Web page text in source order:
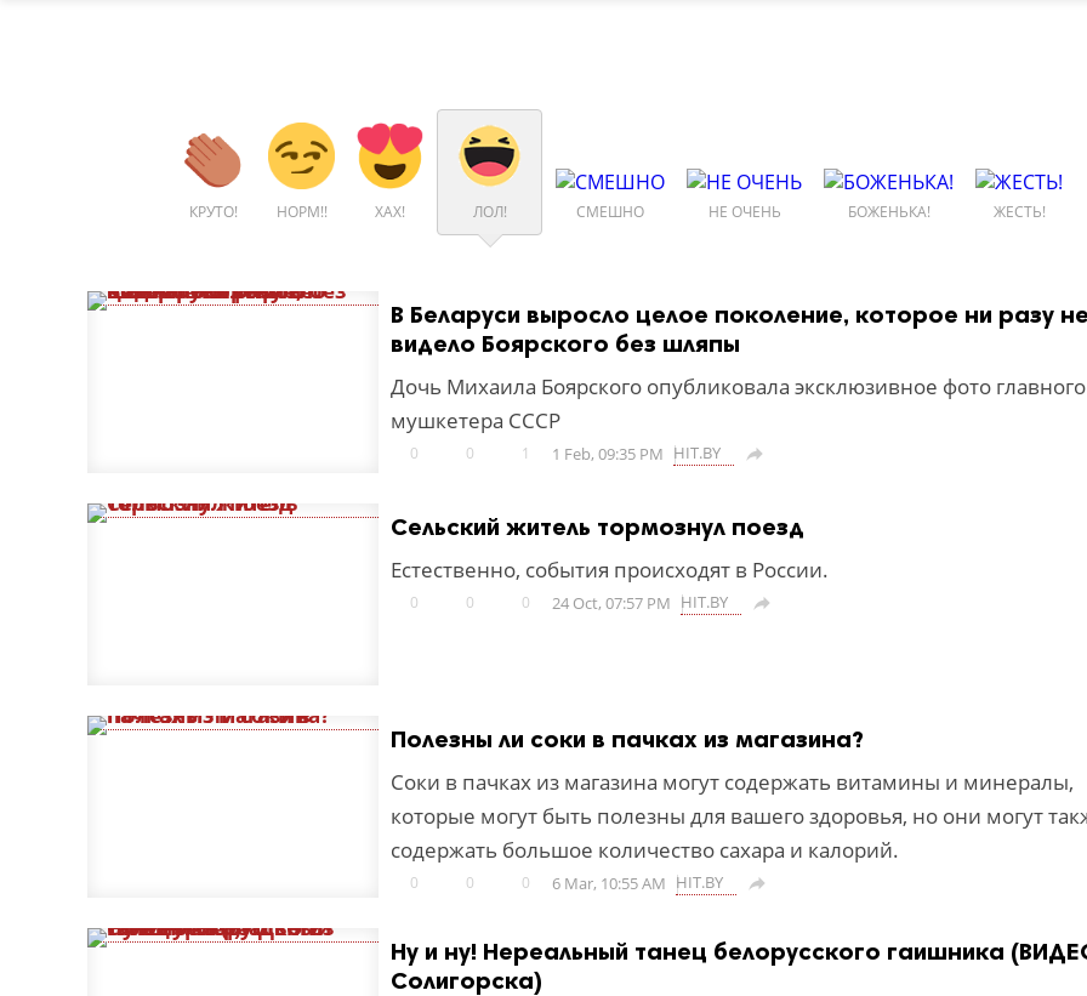
КРУТО! НОРМ!! ХАХ! ЛОЛ! СМЕШНО НЕ ОЧЕНЬ БОЖЕНЬКА! ЖЕСТЬ!
В Беларуси выросло целое поколение, которое ни разу не
видело Боярского без шляпы
Дочь Михаила Боярского опубликовала эксклюзивное фото главного
мушкетера СССР
0 0 1 1 Feb, 09:35 PM HIT.BY 
Сельский житель тормознул поезд
Естественно, события происходят в России.
0 0 0 24 Oct, 07:57 PM HIT.BY 
Полезны ли соки в пачках из магазина?
Соки в пачках из магазина могут содержать витамины и минералы,
которые могут быть полезны для вашего здоровья, но они могут
содержать большое количество сахара и калорий.
0 0 0 6 Mar, 10:55 AM HIT.BY 
Ну и ну! Нереальный танец белорусского гаишника
Солигорска)